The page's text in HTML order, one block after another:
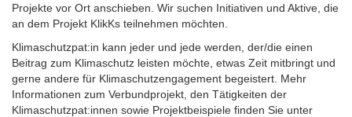
Projekte vor Ort anschieben. Wir suchen Initiativen und Aktive, die
an dem Projekt KlikKs teilnehmen möchten.
Klimaschutzpat:in kann jeder und jede werden, der/die einen
Beitrag zum Klimaschutz leisten möchte, etwas Zeit mitbringt und
gerne andere für Klimaschutzengagement begeistert. Mehr
Informationen zum Verbundprojekt, den Tätigkeiten der
Klimaschutzpat:innen sowie Projektbeispiele finden Sie unter